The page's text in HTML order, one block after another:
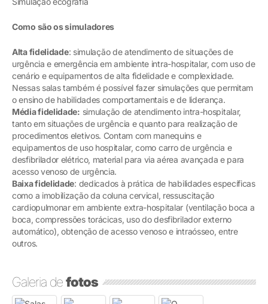
Como são os simuladores
Alta fidelidade: simulação de atendimento de situações de
urgência e emergência em ambiente intra-hospitalar, com uso de
cenário e equipamentos de alta fidelidade e complexidade.
Nessas salas também é possível fazer simulações que permitam
o ensino de habilidades comportamentais e de liderança.
Média fidelidade: simulação de atendimento intra-hospitalar,
tanto em situações de urgência e quanto para realização de
procedimentos eletivos. Contam com manequins e
equipamentos de uso hospitalar, como carro de urgência e
desfibrilador elétrico, material para via aérea avançada e para
acesso venoso de urgência.
Baixa fidelidade: dedicados à prática de habilidades específicas
como a imobilização da coluna cervical, ressuscitação
cardiopulmonar em ambiente extra-hospitalar (ventilação boca a
boca, compressões torácicas, uso do desfibrilador externo
automático), obtenção de acesso venoso e intraósseo, entre
outros.
Galeria defotos